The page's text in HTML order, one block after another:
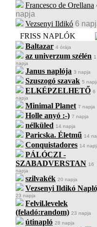
Francesco de Orellana
napja
Vezsenyi Ildikó 6
FRISS NAPLÓK
Baltazar 4 órája
az univerzum szélén 1
napja
Janus naplója 3 napja
Szuszogó szavak 5
ELKÉPZELHETŐ 6
napja
Minimal Planet 7 napja
Holle anyó :-) 7 napja
nélküled 14 napja
Paricska. Életmű 14
Conquistadores 14
PÁLÓCZI -
SZABADVERSTAN 16
napja
szilvakék 20 napja
Vezsenyi Ildikó
23 napja
Felvil.levelek
(feladó:random) 23 napja
útinapló 28 napja